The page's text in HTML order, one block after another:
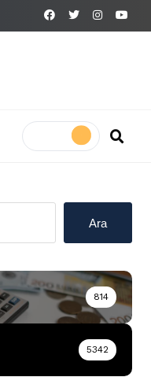
Ara
814
5342